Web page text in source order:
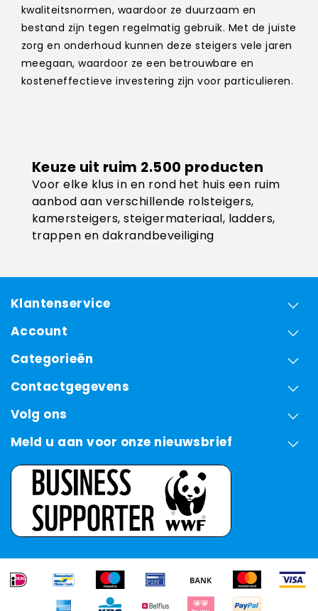
kwaliteitsnormen, waardoor ze duurzaam en
bestand zijn tegen regelmatig gebruik. Met de juiste
zorg en onderhoud kunnen deze steigers vele jaren
meegaan, waardoor ze een betrouwbare en
kosteneffectieve investering zijn voor particulieren.
Keuze uit ruim 2.500 producten
Voor elke klus in en rond het huis een ruim
aanbod aan verschillende rolsteigers,
kamersteigers, steigermateriaal, ladders,
trappen en dakrandbeveiliging
Klantenservice
Account
Categorieën
Contactgegevens
Volg ons
Meld u aan voor onze nieuwsbrief